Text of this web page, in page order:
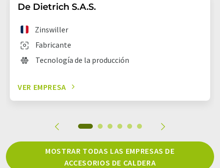
De Dietrich S.A.S.
Fabricante
Zinswiller
Tecnología de la producción
VER EMPRESA
MOSTRAR TODAS LAS EMPRESAS DE
ACCESORIOS DE CALDERA